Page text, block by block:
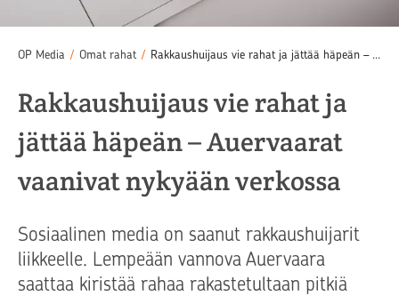
OP Media / Omat rahat / Rakkaushuijaus vie rahat ja jättää häpeän – Auervaarat vaanivat nykyään verkossa
Rakkaushuijaus vie rahat ja
jättää häpeän – Auervaarat
vaanivat nykyään verkossa
Sosiaalinen media on saanut rakkaushuijarit
liikkeelle. Lempeään vannova Auervaara
saattaa kiristää rahaa rakastetultaan pitkiä